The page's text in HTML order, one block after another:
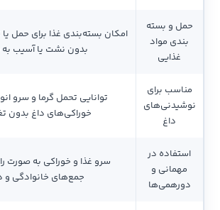
حمل و بسته
بندی مواد
غذایی
امکان بسته‌بندی غذا برای حمل
بدون نشت یا آسیب به
مناسب برای
نوشیدنی‌های
داغ
توانایی تحمل گرما و سرو
خوراکی‌های داغ بدون
استفاده در
مهمانی و
دورهمی‌ها
سرو غذا و خوراکی به صورت
جمع‌های خانوادگی و